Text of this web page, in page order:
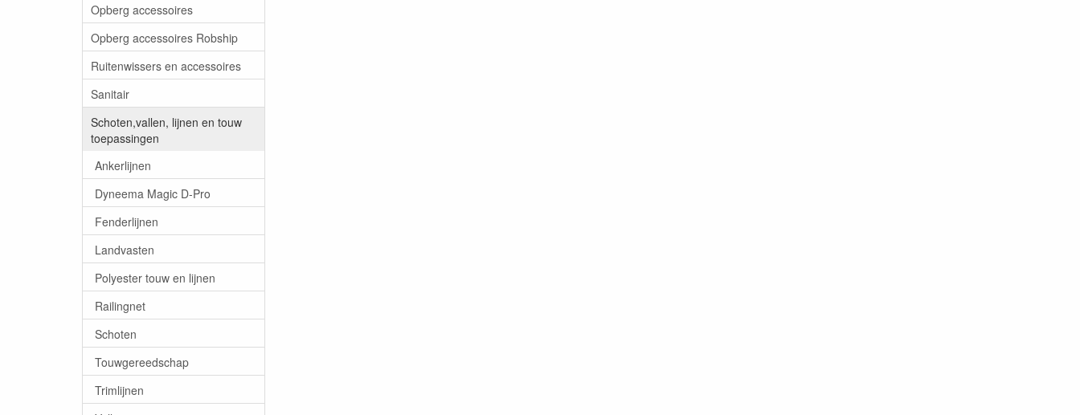
Opberg accessoires
Opberg accessoires Robship
Ruitenwissers en accessoires
Sanitair
Schoten,vallen, lijnen en touw
toepassingen
Ankerlijnen
Dyneema Magic D-Pro
Fenderlijnen
Landvasten
Polyester touw en lijnen
Railingnet
Schoten
Touwgereedschap
Trimlijnen